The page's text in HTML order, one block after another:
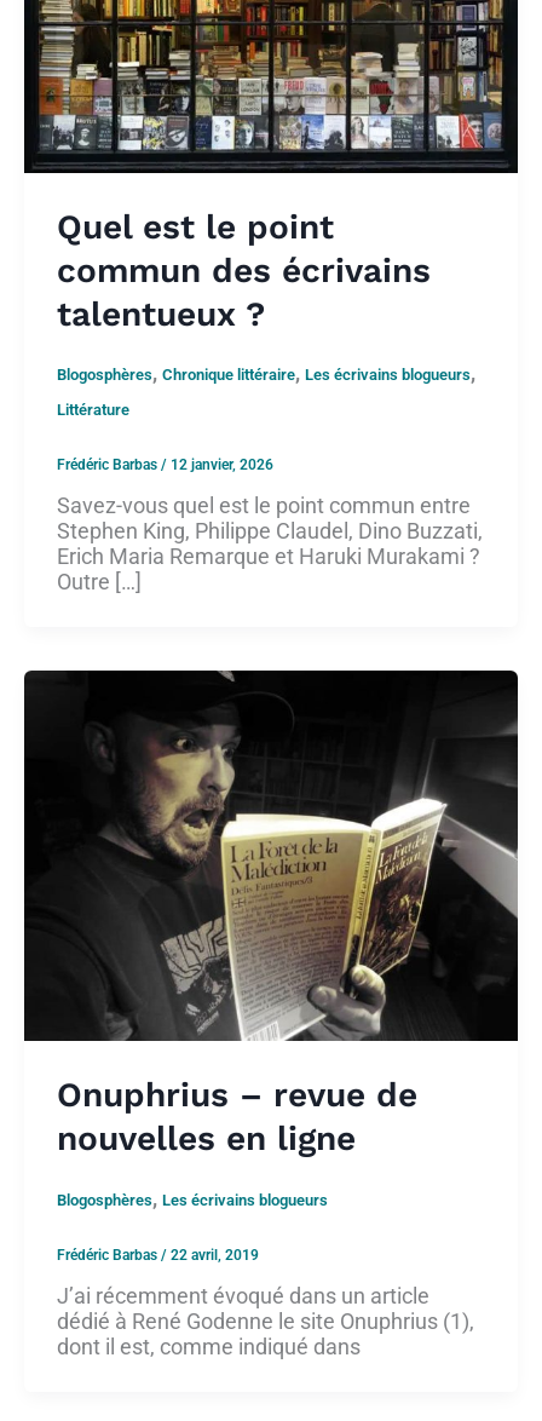
Quel est le point
commun des écrivains
talentueux ?
Blogosphères, Chronique littéraire, Les écrivains blogueurs,
Littérature
Frédéric Barbas / 12 janvier, 2026
Savez-vous quel est le point commun entre
Stephen King, Philippe Claudel, Dino Buzzati,
Erich Maria Remarque et Haruki Murakami ?
Outre […]
Onuphrius – revue de
nouvelles en ligne
Blogosphères, Les écrivains blogueurs
Frédéric Barbas / 22 avril, 2019
J’ai récemment évoqué dans un article
dédié à René Godenne le site Onuphrius (1),
dont il est, comme indiqué dans